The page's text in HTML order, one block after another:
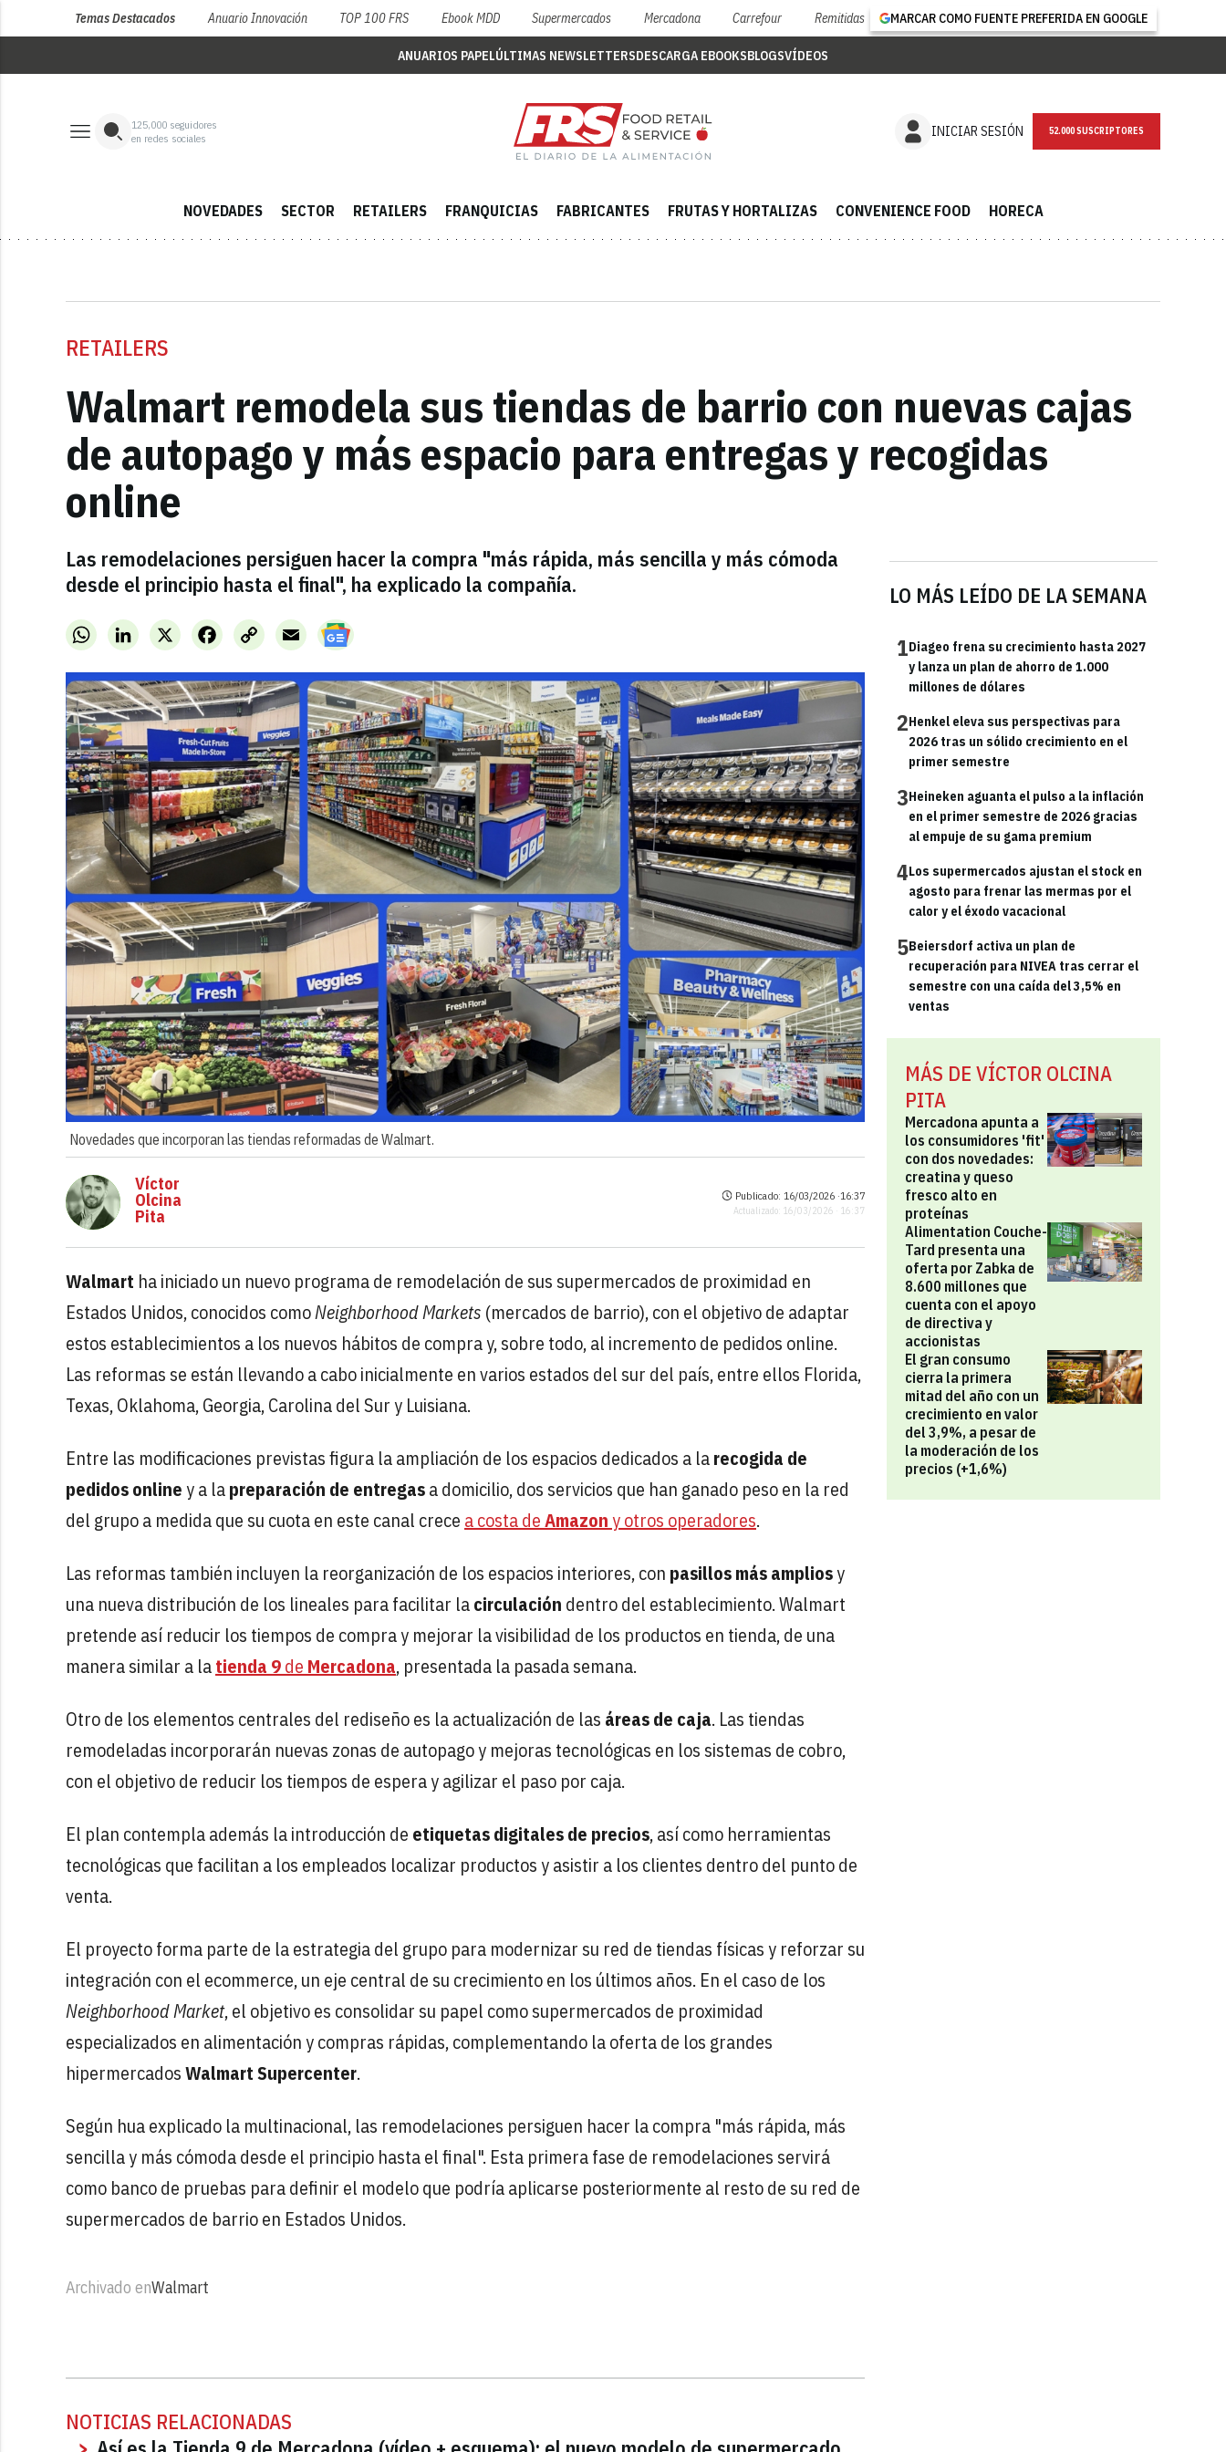
Temas Destacados Anuario Innovación TOP 100 FRS Ebook MDD Supermercados Mercadona Carrefour Remitidas MARCAR COMO FUENTE PREFERIDA EN GOOGLE
ANUARIOS PAPELÚLTIMAS NEWSLETTERSDESCARGA EBOOKSBLOGSVÍDEOS
125,000 seguidores
en redes sociales
INICIAR SESIÓN NEWSLETTER
NOVEDADES SECTOR RETAILERS FRANQUICIAS FABRICANTES FRUTAS Y HORTALIZAS CONVENIENCE FOOD HORECA
RETAILERS
Walmart remodela sus tiendas de barrio con nuevas cajas
de autopago y más espacio para entregas y recogidas
online
Las remodelaciones persiguen hacer la compra "más rápida, más sencilla y más cómoda
desde el principio hasta el final", ha explicado la compañía.
WhatsAppLinkedInX FacebookCopy
Link
Email
Novedades que incorporan las tiendas reformadas de Walmart.
LO MÁS LEÍDO DE LA SEMANA
1Diageo frena su crecimiento hasta 2027
y lanza un plan de ahorro de 1.000
millones de dólares
2Henkel eleva sus perspectivas para
2026 tras un sólido crecimiento en el
primer semestre
3Heineken aguanta el pulso a la inflación
en el primer semestre de 2026 gracias
al empuje de su gama premium
4Los supermercados ajustan el stock en
agosto para frenar las mermas por el
calor y el éxodo vacacional
5Beiersdorf activa un plan de
recuperación para NIVEA tras cerrar el
semestre con una caída del 3,5% en
ventas
MÁS DE VÍCTOR OLCINA
PITA
Mercadona apunta a
los consumidores 'fit'
con dos novedades:
creatina y queso
fresco alto en
proteínas
Alimentation Couche-
Tard presenta una
oferta por Zabka de
8.600 millones que
cuenta con el apoyo
de directiva y
accionistas
El gran consumo
cierra la primera
mitad del año con un
crecimiento en valor
del 3,9%, a pesar de
la moderación de los
precios (+1,6%)
Víctor
Olcina
Pita
Publicado: 16/03/2026 ·16:37
Actualizado: 16/03/2026 · 16:37
Walmart ha iniciado un nuevo programa de remodelación de sus supermercados de proximidad en
Estados Unidos, conocidos comoNeighborhood Markets (mercados de barrio), con el objetivo de adaptar
estos establecimientos a los nuevos hábitos de compra y, sobre todo, al incremento de pedidos online.
Las reformas se están llevando a cabo inicialmente en varios estados del sur del país, entre ellos Florida,
Texas, Oklahoma, Georgia, Carolina del Sur y Luisiana.
Entre las modificaciones previstas figura la ampliación de los espacios dedicados a larecogida de
pedidos onliney a lapreparación de entregasa domicilio, dos servicios que han ganado peso en la red
del grupo a medida que su cuota en este canal crece a costa deAmazony otros operadores.
Las reformas también incluyen la reorganización de los espacios interiores, con pasillos más ampliosy
una nueva distribución de los lineales para facilitar lacirculación dentro del establecimiento. Walmart
pretende así reducir los tiempos de compra y mejorar la visibilidad de los productos en tienda, de una
manera similar a latienda 9de Mercadona, presentada la pasada semana.
Otro de los elementos centrales del rediseño es la actualización de las áreas de caja. Las tiendas
remodeladas incorporarán nuevas zonas de autopago y mejoras tecnológicas en los sistemas de cobro,
con el objetivo de reducir los tiempos de espera y agilizar el paso por caja.
El plan contempla además la introducción de etiquetas digitales de precios, así como herramientas
tecnológicas que facilitan a los empleados localizar productos y asistir a los clientes dentro del punto de
venta.
El proyecto forma parte de la estrategia del grupo para modernizar su red de tiendas físicas y reforzar su
integración con el ecommerce, un eje central de su crecimiento en los últimos años. En el caso de los
Neighborhood Market, el objetivo es consolidar su papel como supermercados de proximidad
especializados en alimentación y compras rápidas, complementando la oferta de los grandes
hipermercadosWalmart Supercenter.
Según hua explicado la multinacional, las remodelaciones persiguen hacer la compra "más rápida, más
sencilla y más cómoda desde el principio hasta el final". Esta primera fase de remodelaciones servirá
como banco de pruebas para definir el modelo que podría aplicarse posteriormente al resto de su red de
supermercados de barrio en Estados Unidos.
Archivado enWalmart
NOTICIAS RELACIONADAS